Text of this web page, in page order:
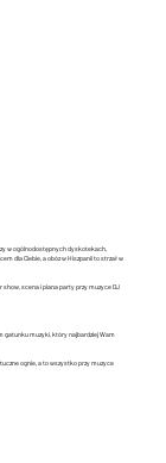
w ogólnodostępnych dyskotekach,
dla Ciebie, a obóz w Hiszpanii to strzał w
show, scena i piana party przy muzyce DJ
gatunku muzyki, który najbardziej Wam
ognie, a to wszystko przy muzyce